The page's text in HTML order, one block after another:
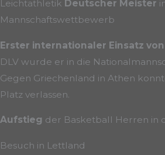
Leichtathletik Deutscher Meister
Mannschaftswettbewerb
Erster internationaler Einsatz
DLV wurde er in die
Gegen Griechenland in Athen
Platz verlassen.
Aufstieg der Basketball Herren in
Besuch in Lettland